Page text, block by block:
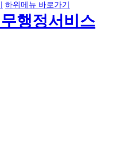
하위메뉴 바로가기